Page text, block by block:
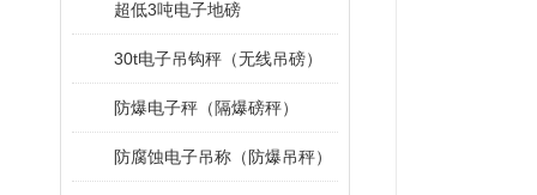
超低3吨电子地磅
30t电子吊钩秤（无线吊磅）
防爆电子秤（隔爆磅秤）
防腐蚀电子吊称（防爆吊秤）